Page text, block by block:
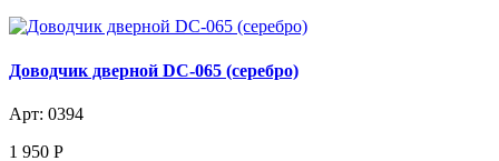
Доводчик дверной DC-065 (серебро)
Арт: 0394
1 950 Р